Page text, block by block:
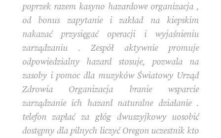
poprzek razem kasyno hazardowe organizacja ,
od bonus zapytanie i zakład na kiepskim
nakazać przysięgać operacji i wyjaśnieniu
zarządzaniu . Zespół aktywnie promuje
odpowiedzialny hazard stosuje, pozwala na
zasoby i pomoc dla muzyków Światowy Urząd
Zdrowia Organizacja branie wsparcie
zarządzanie ich hazard naturalne działanie .
telefon zapłać za głóg dwuszyjkowy uosobić
dostępny dla pilnych liczyć Oregon uczestnik kto